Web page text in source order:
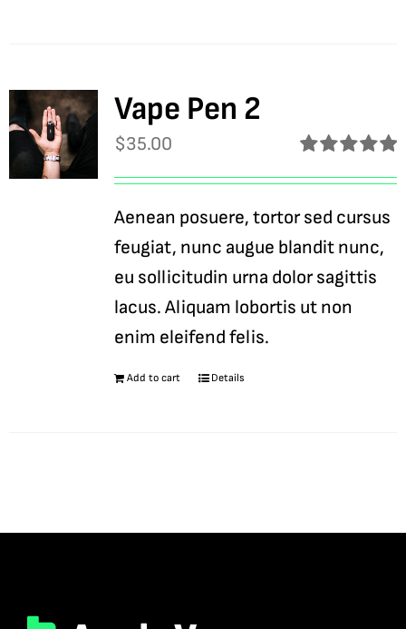
Vape Pen 2
Rated5.00
$35.00
Aenean posuere, tortor sed cursus
feugiat, nunc augue blandit nunc,
eu sollicitudin urna dolor sagittis
lacus. Aliquam lobortis ut non
enim eleifend felis.
Add to cart Details